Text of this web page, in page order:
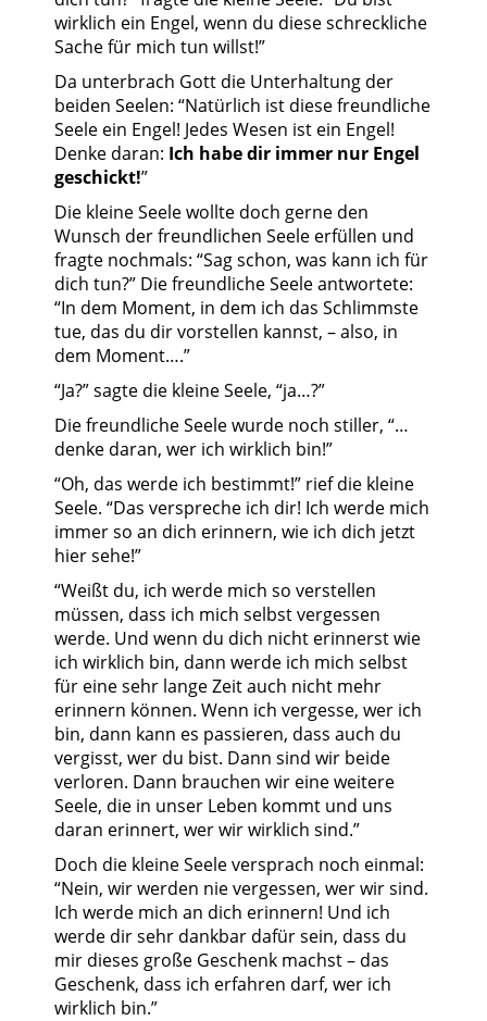
wirklich ein Engel, wenn du diese schreckliche
Sache für mich tun willst!”
Da unterbrach Gott die Unterhaltung der
beiden Seelen: “Natürlich ist diese freundliche
Seele ein Engel! Jedes Wesen ist ein Engel!
Denke daran: Ich habe dir immer nur Engel
geschickt!”
Die kleine Seele wollte doch gerne den
Wunsch der freundlichen Seele erfüllen und
fragte nochmals: “Sag schon, was kann ich für
dich tun?” Die freundliche Seele antwortete:
“In dem Moment, in dem ich das Schlimmste
tue, das du dir vorstellen kannst, – also, in
dem Moment….”
“Ja?” sagte die kleine Seele, “ja…?”
Die freundliche Seele wurde noch stiller, “…
denke daran, wer ich wirklich bin!”
“Oh, das werde ich bestimmt!” rief die kleine
Seele. “Das verspreche ich dir! Ich werde mich
immer so an dich erinnern, wie ich dich jetzt
hier sehe!”
“Weißt du, ich werde mich so verstellen
müssen, dass ich mich selbst vergessen
werde. Und wenn du dich nicht erinnerst wie
ich wirklich bin, dann werde ich mich selbst
für eine sehr lange Zeit auch nicht mehr
erinnern können. Wenn ich vergesse, wer ich
bin, dann kann es passieren, dass auch du
vergisst, wer du bist. Dann sind wir beide
verloren. Dann brauchen wir eine weitere
Seele, die in unser Leben kommt und uns
daran erinnert, wer wir wirklich sind.”
Doch die kleine Seele versprach noch einmal:
“Nein, wir werden nie vergessen, wer wir sind.
Ich werde mich an dich erinnern! Und ich
werde dir sehr dankbar dafür sein, dass du
mir dieses große Geschenk machst – das
Geschenk, dass ich erfahren darf, wer ich
wirklich bin.”